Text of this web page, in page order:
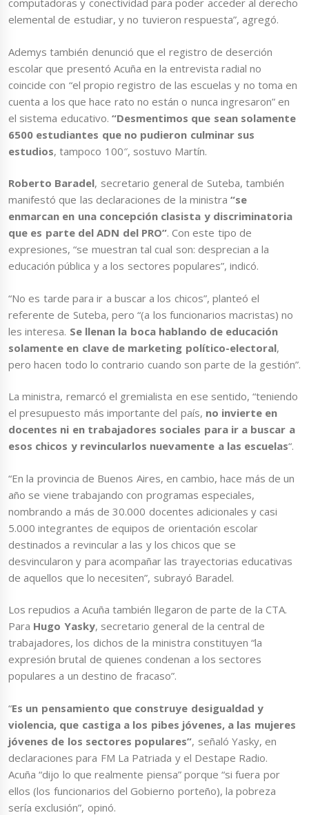
computadoras y conectividad para poder acceder al derecho
elemental de estudiar, y no tuvieron respuesta”, agregó.
Ademys también denunció que el registro de deserción
escolar que presentó Acuña en la entrevista radial no
coincide con “el propio registro de las escuelas y no toma en
cuenta a los que hace rato no están o nunca ingresaron” en
el sistema educativo. “Desmentimos que sean solamente
6500 estudiantes que no pudieron culminar sus
estudios, tampoco 100″, sostuvo Martín.
Roberto Baradel, secretario general de Suteba, también
manifestó que las declaraciones de la ministra“se
enmarcan en una concepción clasista y discriminatoria
que es parte del ADN del PRO”. Con este tipo de
expresiones, “se muestran tal cual son: desprecian a la
educación pública y a los sectores populares”, indicó.
“No es tarde para ir a buscar a los chicos”, planteó el
referente de Suteba, pero “(a los funcionarios macristas) no
les interesa. Se llenan la boca hablando de educación
solamente en clave de marketing político-electoral,
pero hacen todo lo contrario cuando son parte de la gestión”.
La ministra, remarcó el gremialista en ese sentido, “teniendo
el presupuesto más importante del país, no invierte en
docentes ni en trabajadores sociales para ir a buscar a
esos chicos y revincularlos nuevamente a las escuelas“.
“En la provincia de Buenos Aires, en cambio, hace más de un
año se viene trabajando con programas especiales,
nombrando a más de 30.000 docentes adicionales y casi
5.000 integrantes de equipos de orientación escolar
destinados a revincular a las y los chicos que se
desvincularon y para acompañar las trayectorias educativas
de aquellos que lo necesiten”, subrayó Baradel.
Los repudios a Acuña también llegaron de parte de la CTA.
Para Hugo Yasky, secretario general de la central de
trabajadores, los dichos de la ministra constituyen “la
expresión brutal de quienes condenan a los sectores
populares a un destino de fracaso”.
“Es un pensamiento que construye desigualdad y
violencia, que castiga a los pibes jóvenes, a las mujeres
jóvenes de los sectores populares”, señaló Yasky, en
declaraciones para FM La Patriada y el Destape Radio.
Acuña “dijo lo que realmente piensa” porque “si fuera por
ellos (los funcionarios del Gobierno porteño), la pobreza
sería exclusión”, opinó.